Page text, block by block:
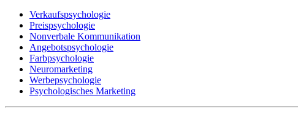
Verkaufspsychologie
Preispsychologie
Nonverbale Kommunikation
Angebotspsychologie
Farbpsychologie
Neuromarketing
Werbepsychologie
Psychologisches Marketing